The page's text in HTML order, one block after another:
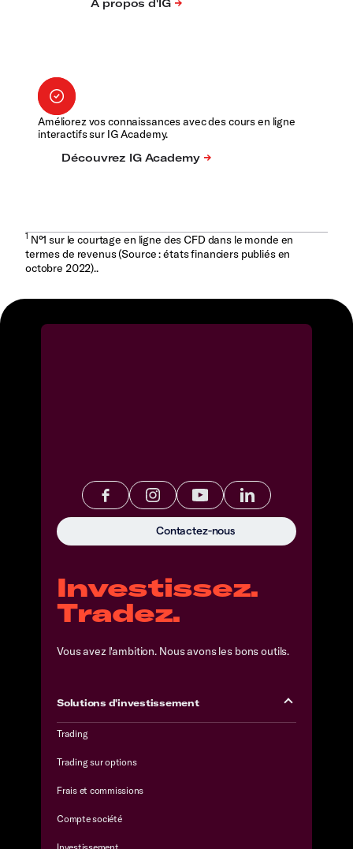
Améliorez vos connaissances avec des cours en ligne
interactifs sur IG Academy.
1N°1 sur le courtage en ligne des CFD dans le monde en
termes de revenus (Source : états financiers publiés en
octobre 2022)..
Investissez.
Tradez.
Vous avez l'ambition. Nous avons les bons outils.
Solutions d'investissement
Trading
Trading sur options
Frais et commissions
Compte société
Investissement